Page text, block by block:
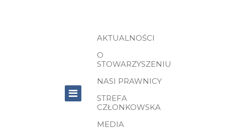
AKTUALNOŚCI
O
STOWARZYSZENIU
NASI PRAWNICY
STREFA
CZŁONKOWSKA
MEDIA